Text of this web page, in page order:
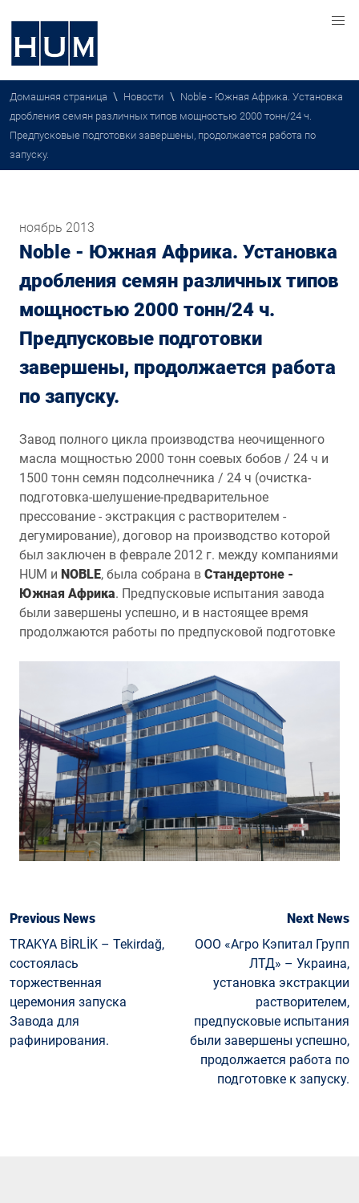
Домашняя страница \ Новости \ Noble - Южная Африка. Установка
дробления семян различных типов мощностью 2000 тонн/24 ч.
Предпусковые подготовки завершены, продолжается работа по
запуску.
ноябрь 2013
Noble - Южная Африка. Установка
дробления семян различных типов
мощностью 2000 тонн/24 ч.
Предпусковые подготовки
завершены, продолжается работа
по запуску.
Завод полного цикла производства неочищенного
масла мощностью 2000 тонн соевых бобов / 24 ч и
1500 тонн семян подсолнечника / 24 ч (очистка-
подготовка-шелушение-предварительное
прессование - экстракция с растворителем -
дегумирование), договор на производство которой
был заключен в феврале 2012 г. между компаниями
HUM и NOBLE, была собрана в Стандертоне -
Южная Африка. Предпусковые испытания завода
были завершены успешно, и в настоящее время
продолжаются работы по предпусковой подготовке
Previous News
TRAKYA BİRLİK – Tekirdağ,
состоялась
торжественная
церемония запуска
Завода для
рафинирования.
Next News
ООО «Агро Кэпитал Групп
ЛТД» – Украина,
установка экстракции
растворителем,
предпусковые испытания
были завершены успешно,
продолжается работа по
подготовке к запуску.